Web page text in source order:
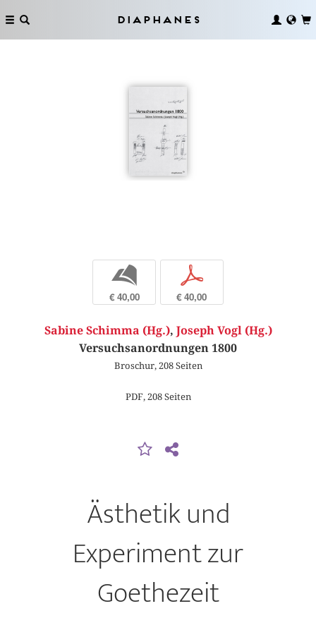
Diaphanes
b
€ 40,00
p
€ 40,00
Sabine Schimma (Hg.), Joseph Vogl (Hg.)
Versuchsanordnungen 1800
Broschur, 208 Seiten
PDF, 208 Seiten
Ästhetik und
Experiment zur
Goethezeit